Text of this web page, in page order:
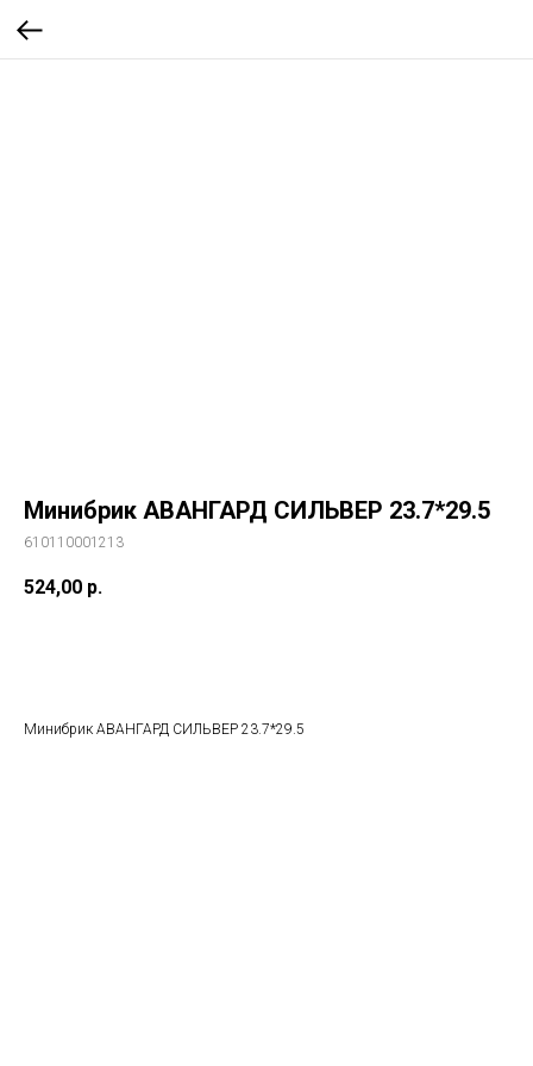
Минибрик АВАНГАРД СИЛЬВЕР 23.7*29.5
610110001213
524,00 р.
Минибрик АВАНГАРД СИЛЬВЕР 23.7*29.5